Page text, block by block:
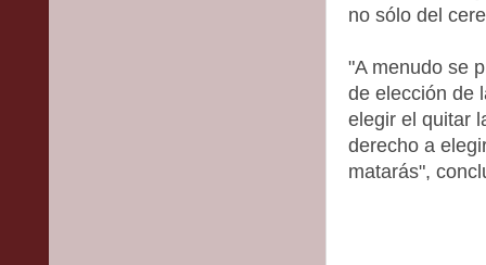
no sólo del
"A menudo se
de elección de
elegir el quitar
derecho a
matarás",